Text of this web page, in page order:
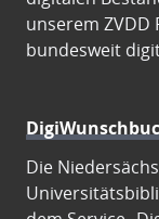
unserem ZVDD
bundesweit
Die